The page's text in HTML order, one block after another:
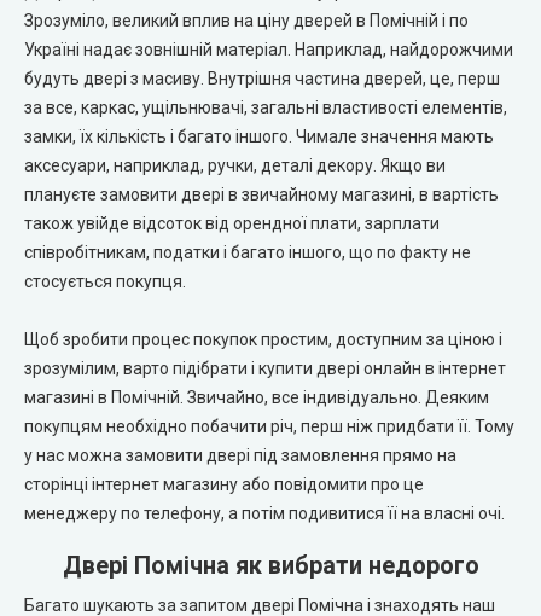
City Line Express
Syndicate Doors (Сіндікат Дорс)
Gorgania (Горганія)
Verto (Верто)
EcoDoors (Екодорс)
Зрозуміло, великий вплив на ціну дверей в Помічній і по
Україні надає зовнішній матеріал. Наприклад, найдорожчими
будуть двері з масиву. Внутрішня частина дверей, це, перш
за все, каркас, ущільнювачі, загальні властивості елементів,
замки, їх кількість і багато іншого. Чимале значення мають
аксесуари, наприклад, ручки, деталі декору. Якщо ви
плануєте замовити двері в звичайному магазині, в вартість
також увійде відсоток від орендної плати, зарплати
співробітникам, податки і багато іншого, що по факту не
стосується покупця.
Щоб зробити процес покупок простим, доступним за ціною і
зрозумілим, варто підібрати і купити двері онлайн в інтернет
магазині в Помічній. Звичайно, все індивідуально. Деяким
покупцям необхідно побачити річ, перш ніж придбати її. Тому
у нас можна замовити двері під замовлення прямо на
сторінці інтернет магазину або повідомити про це
менеджеру по телефону, а потім подивитися її на власні очі.
Двері Помічна як вибрати недорого
Багато шукають за запитом двері Помічна і знаходять наш